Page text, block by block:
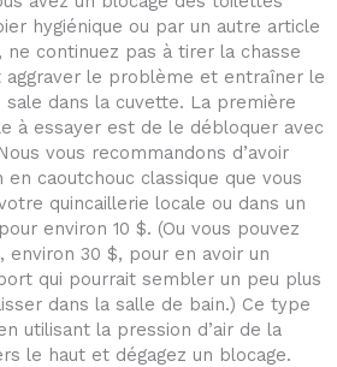
hygiénique ou par un autre article
continuez pas à tirer la chasse
aggraver le problème et entraîner le
sale dans la cuvette. La première
à essayer est de le débloquer avec
vous recommandons d’avoir
caoutchouc classique que vous
quincaillerie locale ou dans un
environ 10 $. (Ou vous pouvez
environ 30 $, pour en avoir un
qui pourrait sembler un peu plus
dans la salle de bain.) Ce type
utilisant la pression d’air de la
le haut et dégagez un blocage.